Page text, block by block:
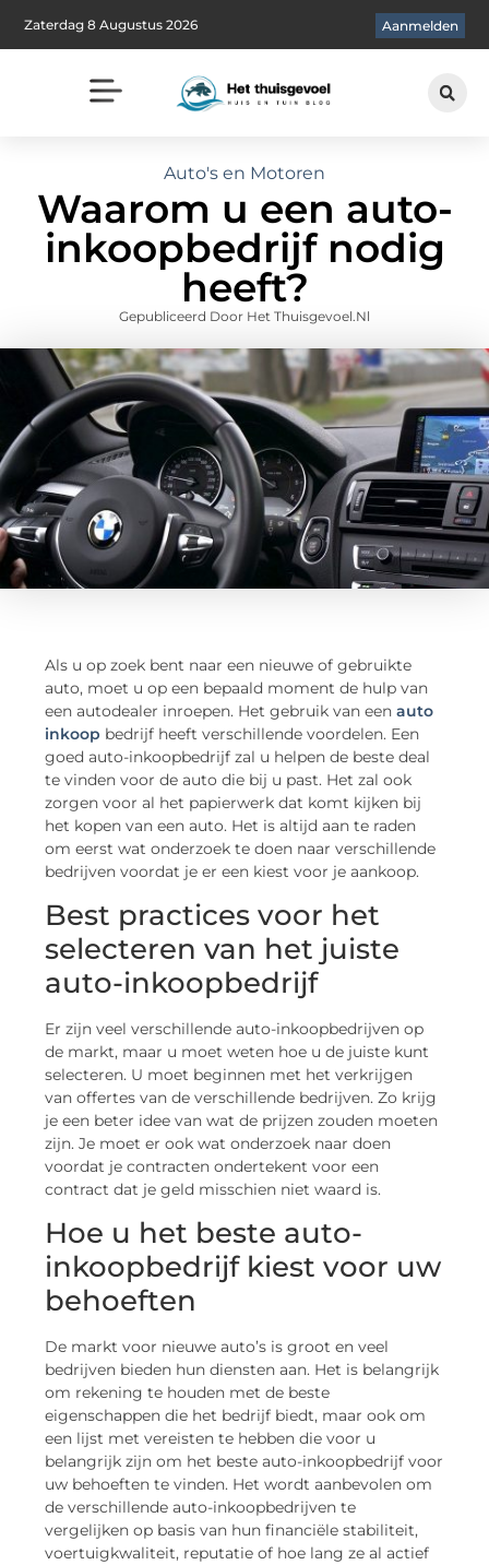
Zaterdag 8 Augustus 2026 Aanmelden
Auto's en Motoren
Waarom u een auto-
inkoopbedrijf nodig
heeft?
Gepubliceerd Door Het Thuisgevoel.nl
Als u op zoek bent naar een nieuwe of gebruikte
auto, moet u op een bepaald moment de hulp van
een autodealer inroepen. Het gebruik van eenauto
inkoop bedrijf heeft verschillende voordelen. Een
goed auto-inkoopbedrijf zal u helpen de beste deal
te vinden voor de auto die bij u past. Het zal ook
zorgen voor al het papierwerk dat komt kijken bij
het kopen van een auto. Het is altijd aan te raden
om eerst wat onderzoek te doen naar verschillende
bedrijven voordat je er een kiest voor je aankoop.
Best practices voor het
selecteren van het juiste
auto-inkoopbedrijf
Er zijn veel verschillende auto-inkoopbedrijven op
de markt, maar u moet weten hoe u de juiste kunt
selecteren. U moet beginnen met het verkrijgen
van offertes van de verschillende bedrijven. Zo krijg
je een beter idee van wat de prijzen zouden moeten
zijn. Je moet er ook wat onderzoek naar doen
voordat je contracten ondertekent voor een
contract dat je geld misschien niet waard is.
Hoe u het beste auto-
inkoopbedrijf kiest voor uw
behoeften
De markt voor nieuwe auto’s is groot en veel
bedrijven bieden hun diensten aan. Het is belangrijk
om rekening te houden met de beste
eigenschappen die het bedrijf biedt, maar ook om
een lijst met vereisten te hebben die voor u
belangrijk zijn om het beste auto-inkoopbedrijf voor
uw behoeften te vinden. Het wordt aanbevolen om
de verschillende auto-inkoopbedrijven te
vergelijken op basis van hun financiële stabiliteit,
voertuigkwaliteit, reputatie of hoe lang ze al actief